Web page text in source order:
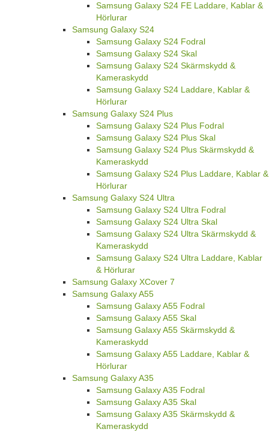
Samsung Galaxy S24 FE Laddare, Kablar &
Hörlurar
Samsung Galaxy S24
Samsung Galaxy S24 Fodral
Samsung Galaxy S24 Skal
Samsung Galaxy S24 Skärmskydd &
Kameraskydd
Samsung Galaxy S24 Laddare, Kablar &
Hörlurar
Samsung Galaxy S24 Plus
Samsung Galaxy S24 Plus Fodral
Samsung Galaxy S24 Plus Skal
Samsung Galaxy S24 Plus Skärmskydd &
Kameraskydd
Samsung Galaxy S24 Plus Laddare, Kablar &
Hörlurar
Samsung Galaxy S24 Ultra
Samsung Galaxy S24 Ultra Fodral
Samsung Galaxy S24 Ultra Skal
Samsung Galaxy S24 Ultra Skärmskydd &
Kameraskydd
Samsung Galaxy S24 Ultra Laddare, Kablar
& Hörlurar
Samsung Galaxy XCover 7
Samsung Galaxy A55
Samsung Galaxy A55 Fodral
Samsung Galaxy A55 Skal
Samsung Galaxy A55 Skärmskydd &
Kameraskydd
Samsung Galaxy A55 Laddare, Kablar &
Hörlurar
Samsung Galaxy A35
Samsung Galaxy A35 Fodral
Samsung Galaxy A35 Skal
Samsung Galaxy A35 Skärmskydd &
Kameraskydd